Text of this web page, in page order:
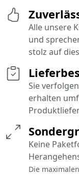
Keine
Die
Sie
erhalten
Alle unsere
und
stolz auf